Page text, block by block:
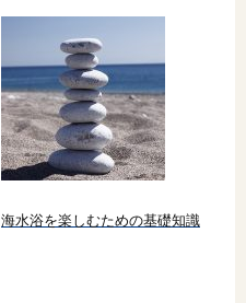
海水浴を楽しむための基礎知識